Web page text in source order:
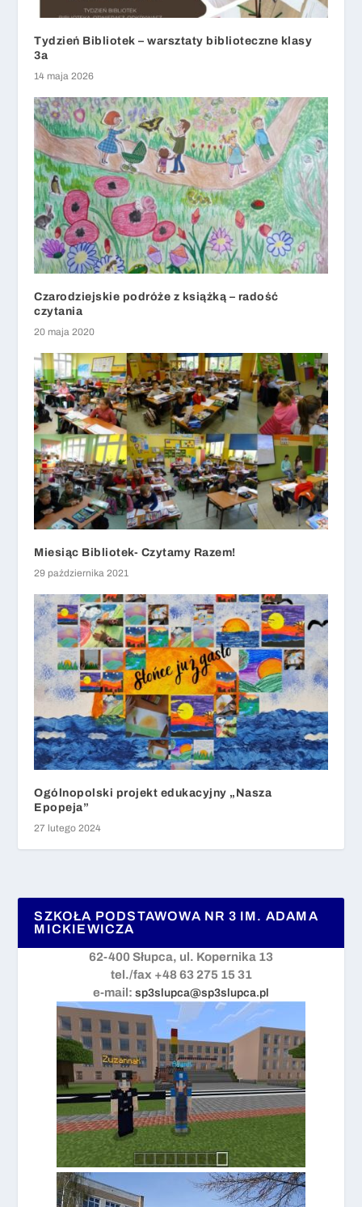
Tydzień Bibliotek – warsztaty biblioteczne klasy
3a
14 maja 2026
Czarodziejskie podróże z książką – radość
czytania
20 maja 2020
Miesiąc Bibliotek- Czytamy Razem!
29 października 2021
Ogólnopolski projekt edukacyjny „Nasza
Epopeja”
27 lutego 2024
SZKOŁA PODSTAWOWA NR 3 IM. ADAMA
MICKIEWICZA
62-400 Słupca, ul. Kopernika 13
tel./fax +48 63 275 15 31
e-mail: sp3slupca@sp3slupca.pl